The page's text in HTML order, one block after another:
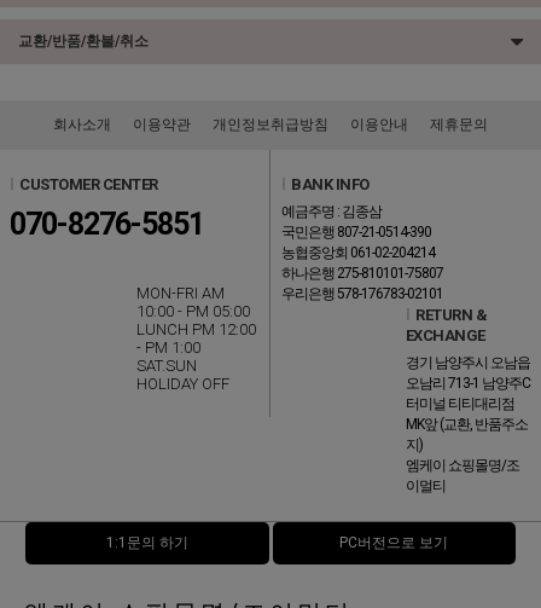
교환/반품/환불/취소
회사소개 이용약관 개인정보취급방침 이용안내 제휴문의
CUSTOMER CENTER
070-8276-5851
MON-FRI AM
10:00 - PM 05:00
LUNCH PM 12:00
- PM 1:00
SAT.SUN
HOLIDAY OFF
BANK INFO
예금주명 : 김종삼
국민은행 807-21-0514-390
농협중앙회 061-02-204214
하나은행 275-810101-75807
우리은행 578-176783-02101
RETURN &
EXCHANGE
경기 남양주시 오남읍
오남리 713-1 남양주C
터미널 티티대리점
MK앞 (교환, 반품주소
지)
엠케이 쇼핑몰명/조
이멀티
1:1문의 하기 PC버전으로 보기